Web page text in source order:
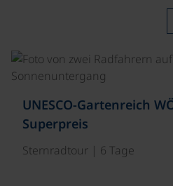
UNESCO-Gartenreich
Superpreis
Sternradtour | 6 Tage